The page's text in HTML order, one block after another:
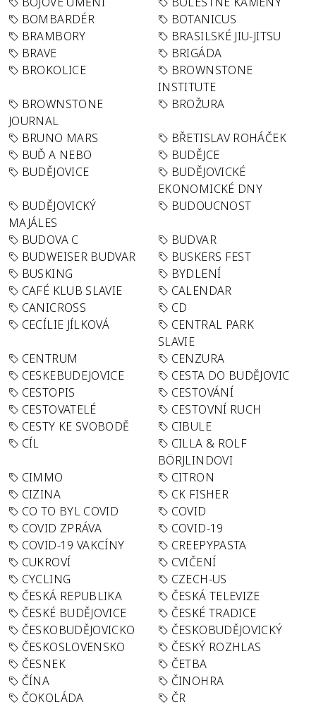
BOMBARDÉR
BOTANICUS
BRAMBORY
BRASILSKÉ JIU-JITSU
BRAVE
BRIGÁDA
BROKOLICE
BROWNSTONE
INSTITUTE
BROWNSTONE
JOURNAL
BROŽURA
BRUNO MARS
BŘETISLAV ROHÁČEK
BUĎ A NEBO
BUDĚJCE
BUDĚJOVICE
BUDĚJOVICKÉ
EKONOMICKÉ DNY
BUDĚJOVICKÝ
MAJÁLES
BUDOUCNOST
BUDOVA C
BUDVAR
BUDWEISER BUDVAR
BUSKERS FEST
BUSKING
BYDLENÍ
CAFÉ KLUB SLAVIE
CALENDAR
CANICROSS
CD
CECÍLIE JÍLKOVÁ
CENTRAL PARK
SLAVIE
CENTRUM
CENZURA
CESKEBUDEJOVICE
CESTA DO BUDĚJOVIC
CESTOPIS
CESTOVÁNÍ
CESTOVATELÉ
CESTOVNÍ RUCH
CESTY KE SVOBODĚ
CIBULE
CÍL
CILLA & ROLF
BÖRJLINDOVI
CIMMO
CITRON
CIZINA
CK FISHER
CO TO BYL COVID
COVID
COVID ZPRÁVA
COVID-19
COVID-19 VAKCÍNY
CREEPYPASTA
CUKROVÍ
CVIČENÍ
CYCLING
CZECH-US
ČESKÁ REPUBLIKA
ČESKÁ TELEVIZE
ČESKÉ BUDĚJOVICE
ČESKÉ TRADICE
ČESKOBUDĚJOVICKO
ČESKOBUDĚJOVICKÝ
ČESKOSLOVENSKO
ČESKÝ ROZHLAS
ČESNEK
ČETBA
ČÍNA
ČINOHRA
ČOKOLÁDA
ČR